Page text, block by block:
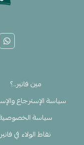
مين فانير..؟
سياسة الإسترجاع
سياسة
نقاط الولاء في فانير